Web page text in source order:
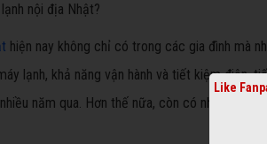
nội địa Nhật?
hiện nay không chỉ có trong các gia đình mà
lạnh, khả năng vận hành và tiết kiệm điện,
năm qua. Hơn thế nữa, còn có nhiều lý do
Like